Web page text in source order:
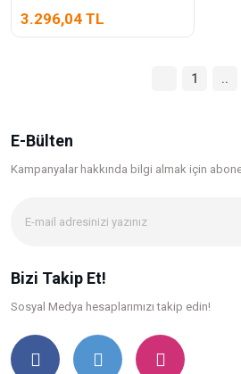
3.296,04 TL
1 ..
E-Bülten
Kampanyalar hakkında bilgi almak için
Bizi Takip Et!
Sosyal Medya hesaplarımızı takip edin!